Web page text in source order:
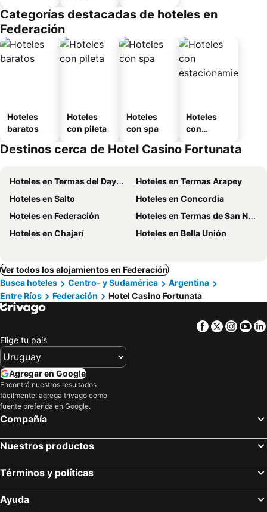
Categorías destacadas de hoteles en
Federación
Hoteles
baratos
Hoteles
con pileta
Hoteles
con spa
Hoteles
con
miento
Destinos cerca de Hotel Casino Fortunata
Hoteles en Termas del Dayman
Hoteles en Termas Arapey
Hoteles en Salto
Hoteles en Concordia
Hoteles en Federación
Hoteles en Termas de San Nicanor
Hoteles en Chajarí
Hoteles en Bella Unión
Ver todos los alojamientos en Federación
Busca hoteles
Centro- y Sudamérica
Argentina
Entre Ríos
Federación Hotel Casino Fortunata
Facebook
Twitter
Elige tu país
Agregar en Google
Encontrá nuestros resultados
fácilmente: agregá trivago como
fuente preferida en Google.
Compañía
Nuestros productos
Términos y políticas
Ayuda